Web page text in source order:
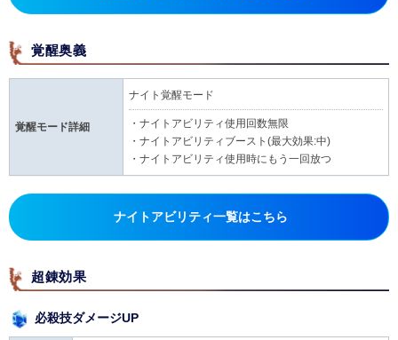
覚醒奥義
覚醒モード詳細
ナイト覚醒モード
・ナイトアビリティ使用回数無限
・ナイトアビリティブースト(最大効果:中)
・ナイトアビリティ使用時にもう一回放つ
ナイトアビリティ一覧はこちら
超錬効果
必殺技ダメージUP